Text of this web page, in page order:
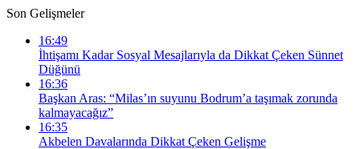
Son Gelişmeler
16:49
İhtişamı Kadar Sosyal Mesajlarıyla da Dikkat Çeken Sünnet
Düğünü
16:36
Başkan Aras: “Milas’ın suyunu Bodrum’a taşımak zorunda
kalmayacağız”
16:35
Akbelen Davalarında Dikkat Çeken Gelişme